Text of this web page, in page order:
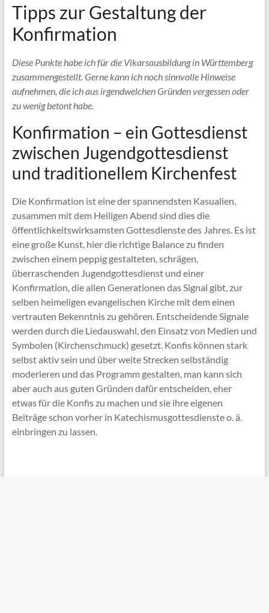
Tipps zur Gestaltung der
Konfirmation
Diese Punkte habe ich für die Vikarsausbildung in Württemberg
zusammengestellt. Gerne kann ich noch sinnvolle Hinweise
aufnehmen, die ich aus irgendwelchen Gründen vergessen oder
zu wenig betont habe.
Konfirmation – ein Gottesdienst
zwischen Jugendgottesdienst
und traditionellem Kirchenfest
Die Konfirmation ist eine der spannendsten Kasualien,
zusammen mit dem Heiligen Abend sind dies die
öffentlichkeitswirksamsten Gottesdienste des Jahres. Es ist
eine große Kunst, hier die richtige Balance zu finden
zwischen einem peppig gestalteten, schrägen,
überraschenden Jugendgottesdienst und einer
Konfirmation, die allen Generationen das Signal gibt, zur
selben heimeligen evangelischen Kirche mit dem einen
vertrauten Bekenntnis zu gehören. Entscheidende Signale
werden durch die Liedauswahl, den Einsatz von Medien und
Symbolen (Kirchenschmuck) gesetzt. Konfis können stark
selbst aktiv sein und über weite Strecken selbständig
moderieren und das Programm gestalten, man kann sich
aber auch aus guten Gründen dafür entscheiden, eher
etwas für die Konfis zu machen und sie ihre eigenen
Beiträge schon vorher in Katechismusgottesdienste o. ä.
einbringen zu lassen.